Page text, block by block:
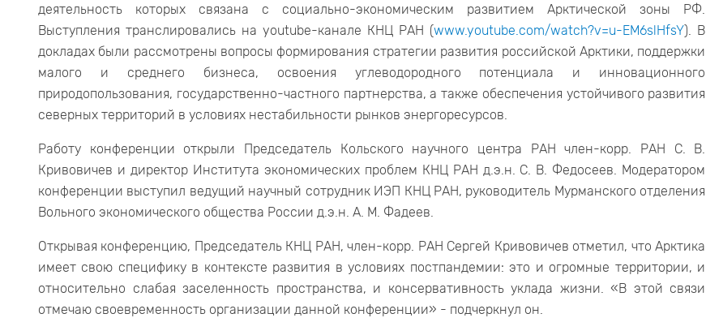
деятельность которых связана с социально-экономическим развитием Арктической зоны РФ.
Выступления транслировались на youtube-канале КНЦ РАН (www.youtube.com/watch?v=u-EM6slHfsY). В
докладах были рассмотрены вопросы формирования стратегии развития российской Арктики, поддержки
малого и среднего бизнеса, освоения углеводородного потенциала и инновационного
природопользования, государственно-частного партнерства, а также обеспечения устойчивого развития
северных территорий в условиях нестабильности рынков энергоресурсов.
Работу конференции открыли Председатель Кольского научного центра РАН член-корр. РАН С. В.
Кривовичев и директор Института экономических проблем КНЦ РАН д.э.н. С. В. Федосеев. Модератором
конференции выступил ведущий научный сотрудник ИЭП КНЦ РАН, руководитель Мурманского отделения
Вольного экономического общества России д.э.н. А. М. Фадеев.
Открывая конференцию, Председатель КНЦ РАН, член-корр. РАН Сергей Кривовичев отметил, что Арктика
имеет свою специфику в контексте развития в условиях постпандемии: это и огромные территории, и
относительно слабая заселенность пространства, и консервативность уклада жизни. «В этой связи
отмечаю своевременность организации данной конференции» - подчеркнул он.